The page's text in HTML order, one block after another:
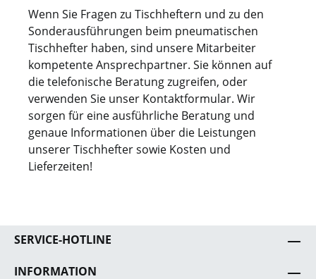
Wenn Sie Fragen zu Tischheftern und zu den
Sonderausführungen beim pneumatischen
Tischhefter haben, sind unsere Mitarbeiter
kompetente Ansprechpartner. Sie können auf
die telefonische Beratung zugreifen, oder
verwenden Sie unser Kontaktformular. Wir
sorgen für eine ausführliche Beratung und
genaue Informationen über die Leistungen
unserer Tischhefter sowie Kosten und
Lieferzeiten!
SERVICE-HOTLINE
INFORMATION